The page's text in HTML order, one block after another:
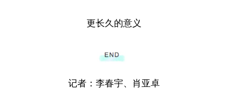
更长久的意义
记者：李春宇、肖亚卓